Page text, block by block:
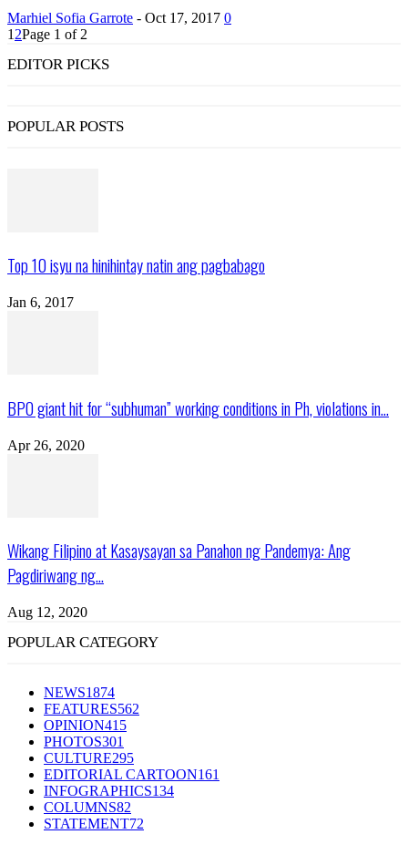
Marhiel Sofia Garrote - Oct 17, 2017 0
1 2Page 1 of 2
EDITOR PICKS
POPULAR POSTS
Top 10 isyu na hinihintay natin ang pagbabago
Jan 6, 2017
BPO giant hit for “subhuman” working conditions in Ph, violations in...
Apr 26, 2020
Wikang Filipino at Kasaysayan sa Panahon ng Pandemya: Ang
Pagdiriwang ng...
Aug 12, 2020
POPULAR CATEGORY
NEWS1874
FEATURES562
OPINION415
PHOTOS301
CULTURE295
EDITORIAL CARTOON161
INFOGRAPHICS134
COLUMNS82
STATEMENT72